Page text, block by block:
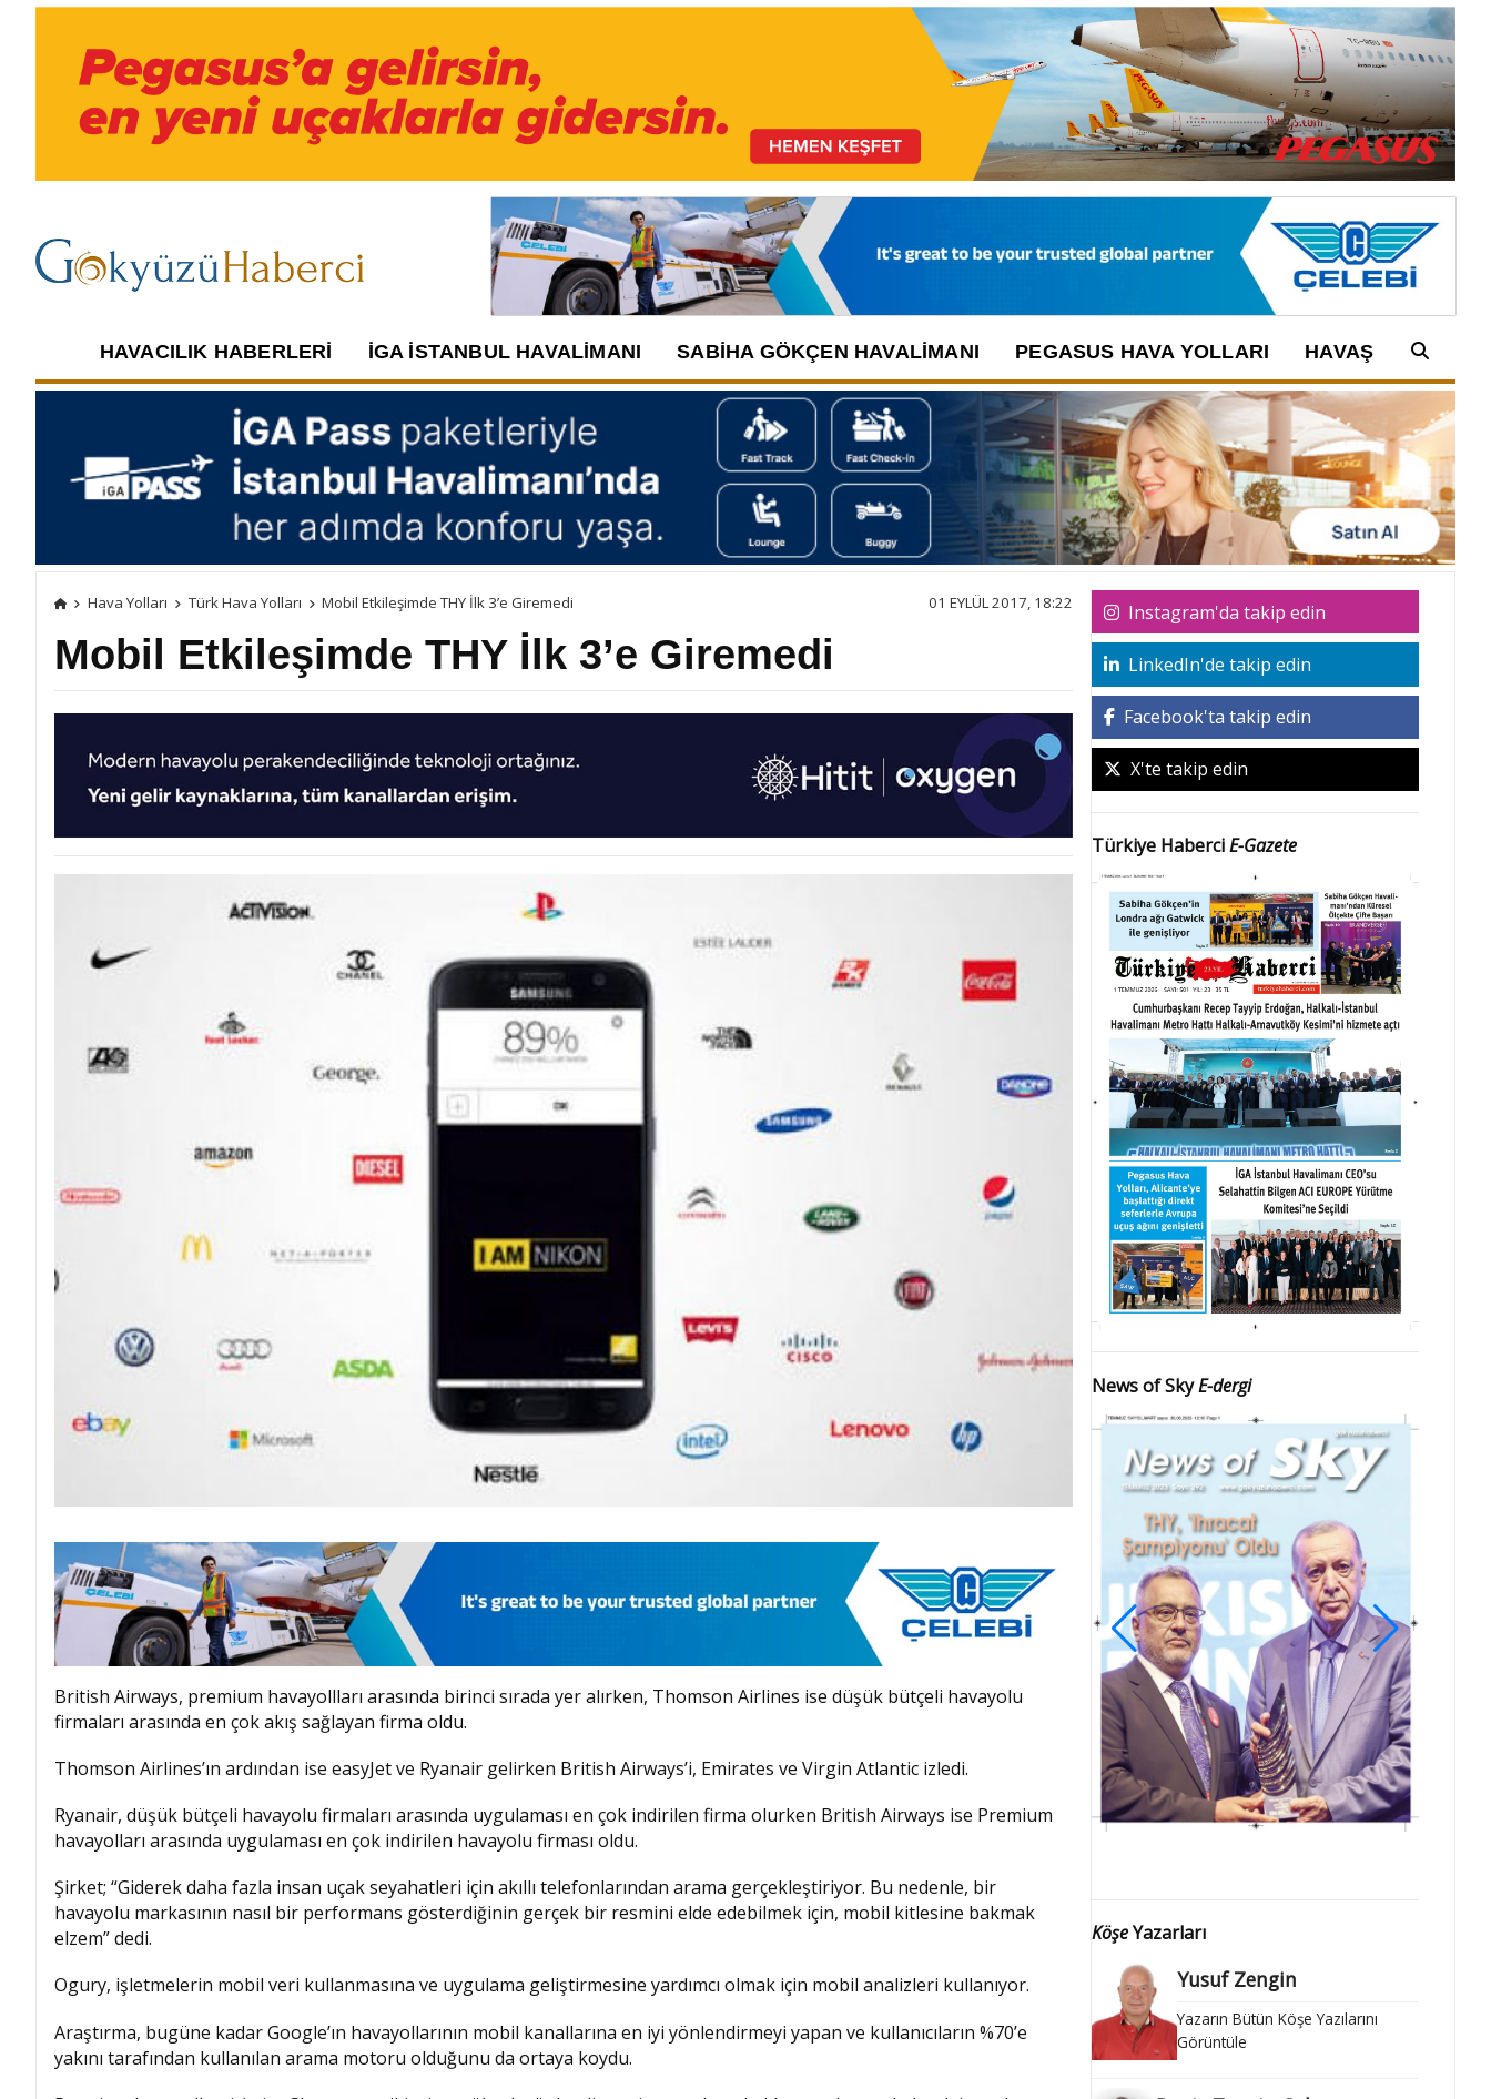
HAVACILIK HABERLERI İGA İSTANBUL HAVALIMANI SABIHA GÖKÇEN HAVALIMANI PEGASUS HAVA YOLLARI HAVAŞ
Arama:
Hava Yolları Türk Hava Yolları Mobil Etkileşimde THY İlk 3’e Giremedi 01 EYLÜL 2017, 18:22
Mobil Etkileşimde THY İlk 3’e Giremedi
British Airways, premium havayollları arasında birinci sırada yer alırken, Thomson Airlines ise düşük bütçeli havayolu
firmaları arasında en çok akış sağlayan firma oldu.
Thomson Airlines’ın ardından ise easyJet ve Ryanair gelirken British Airways’i, Emirates ve Virgin Atlantic izledi.
Ryanair, düşük bütçeli havayolu firmaları arasında uygulaması en çok indirilen firma olurken British Airways ise Premium
havayolları arasında uygulaması en çok indirilen havayolu firması oldu.
Şirket; “Giderek daha fazla insan uçak seyahatleri için akıllı telefonlarından arama gerçekleştiriyor. Bu nedenle, bir
havayolu markasının nasıl bir performans gösterdiğinin gerçek bir resmini elde edebilmek için, mobil kitlesine bakmak
elzem” dedi.
Ogury, işletmelerin mobil veri kullanmasına ve uygulama geliştirmesine yardımcı olmak için mobil analizleri kullanıyor.
Araştırma, bugüne kadar Google’ın havayollarının mobil kanallarına en iyi yönlendirmeyi yapan ve kullanıcıların %70’e
yakını tarafından kullanılan arama motoru olduğunu da ortaya koydu.
Instagram'da takip edin
LinkedIn'de takip edin
Facebook'ta takip edin
X'te takip edin
Türkiye HaberciE-Gazete
News of SkyE-dergi
KöşeYazarları
Yusuf Zengin
Yazarın Bütün Köşe Yazılarını
Görüntüle